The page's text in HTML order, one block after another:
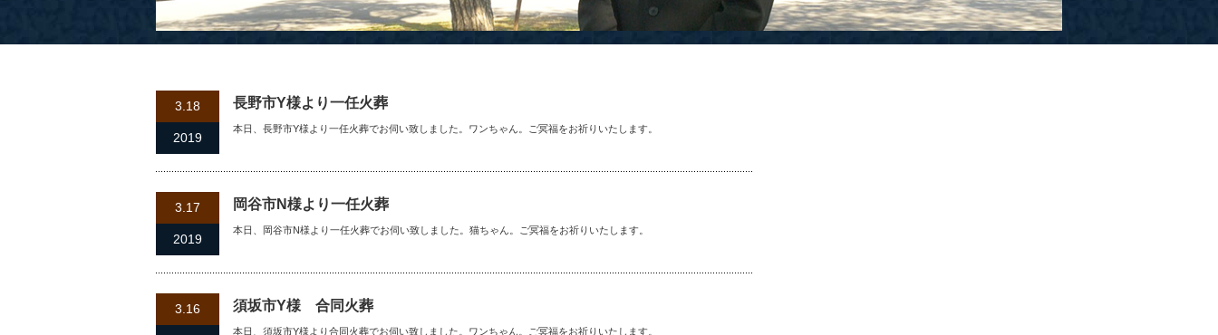
3.18
2019
長野市Y様より一任火葬
本日、長野市Y様より一任火葬でお伺い致しました。ワンちゃん。ご冥福をお祈りいたします。
3.17
2019
岡谷市N様より一任火葬
本日、岡谷市N様より一任火葬でお伺い致しました。猫ちゃん。ご冥福をお祈りいたします。
3.16 須坂市Y様 合同火葬
本日、須坂市Y様より合同火葬でお伺い致しました。ワンちゃん。ご冥福をお祈りいたします。